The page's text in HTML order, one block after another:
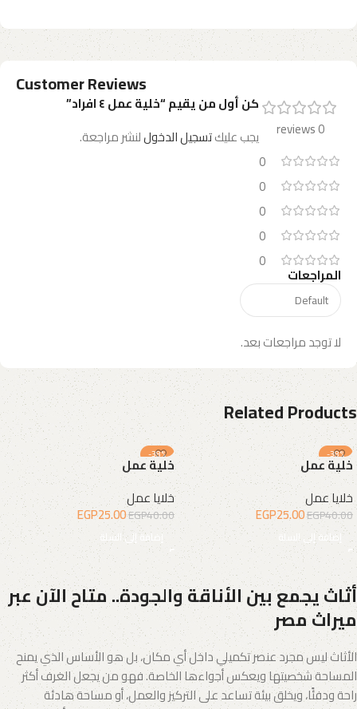
Customer Reviews
0 reviews
0
0
0
0
0
المراجعات
لا توجد مراجعات بعد.
كن أول من يقيم “خلية عمل ٤ افراد”
يجب عليكتسجيل الدخوللنشر مراجعة.
Related Products
-38%
خلية عمل
خلايا عمل
EGP40.00
EGP25.00
إضافة إلى السلة
-38%
خلية عمل
خلايا عمل
EGP40.00
EGP25.00
إضافة إلى السلة
أثاث يجمع بين الأناقة والجودة.. متاح الآن عبر
ميراث مصر
الأثاث ليس مجرد عنصر تكميلي داخل أي مكان، بل هو الأساس الذي يمنح
المساحة شخصيتها ويعكس أجواءها الخاصة. فهو من يجعل الغرف أكثر
راحة ودفئًا، ويخلق بيئة تساعد على التركيز والعمل، أو مساحة هادئة